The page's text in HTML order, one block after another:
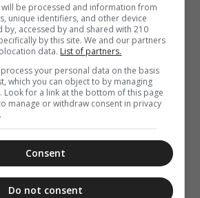
be processed and information from
unique identifiers, and other device
by, accessed by and shared with 210
by this site. We and our partners
data. List of partners.
your personal data on the basis
which you can object to by managing
for a link at the bottom of this page
manage or withdraw consent in privacy
Consent
Do not consent